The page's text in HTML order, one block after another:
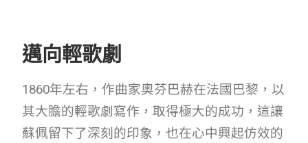
邁向輕歌劇
1860年左右，作曲家奧芬巴赫在法國巴黎，以
其大膽的輕歌劇寫作，取得極大的成功，這讓
蘇佩留下了深刻的印象，也在心中興起仿效的